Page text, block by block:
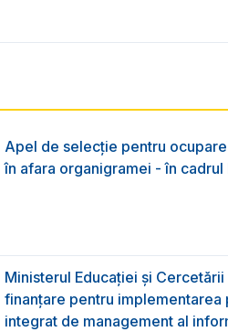
Apel de selecție pentru
în afara organigramei - în cadrul
Ministerul Educației și
finanțare pentru implementarea
integrat de management al